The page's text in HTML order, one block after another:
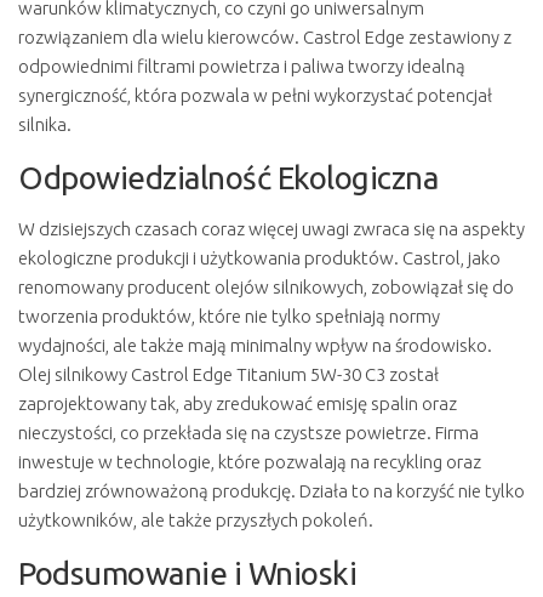
warunków klimatycznych, co czyni go uniwersalnym
rozwiązaniem dla wielu kierowców. Castrol Edge zestawiony z
odpowiednimi filtrami powietrza i paliwa tworzy idealną
synergiczność, która pozwala w pełni wykorzystać potencjał
silnika.
Odpowiedzialność Ekologiczna
W dzisiejszych czasach coraz więcej uwagi zwraca się na aspekty
ekologiczne produkcji i użytkowania produktów. Castrol, jako
renomowany producent olejów silnikowych, zobowiązał się do
tworzenia produktów, które nie tylko spełniają normy
wydajności, ale także mają minimalny wpływ na środowisko.
Olej silnikowy Castrol Edge Titanium 5W-30 C3 został
zaprojektowany tak, aby zredukować emisję spalin oraz
nieczystości, co przekłada się na czystsze powietrze. Firma
inwestuje w technologie, które pozwalają na recykling oraz
bardziej zrównoważoną produkcję. Działa to na korzyść nie tylko
użytkowników, ale także przyszłych pokoleń.
Podsumowanie i Wnioski